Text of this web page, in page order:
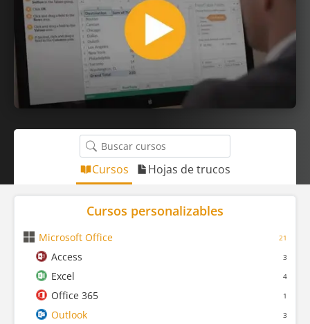
Cursos Hojas de trucos
Cursos personalizables
Microsoft Office 21
Access 3
Excel 4
Office 365 1
Outlook 3